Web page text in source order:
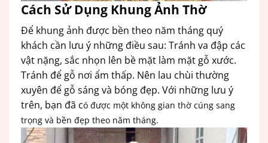
Cách Sử Dụng Khung Ảnh Thờ
Để khung ảnh được bền theo năm tháng quý
khách cần lưu ý những điều sau: Tránh va đập các
vật nặng, sắc nhọn lên bề mặt làm mặt gỗ xước.
Tránh để gỗ nơi ẩm thấp. Nên lau chùi thường
xuyên để gỗ sáng và bóng đẹp. Với những lưu ý
trên, bạn đã có được một không gian thờ cúng sang
trọng và bền đẹp theo năm tháng.